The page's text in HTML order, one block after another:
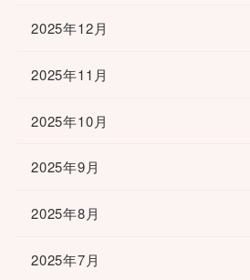
2025年12月
2025年11月
2025年10月
2025年9月
2025年8月
2025年7月